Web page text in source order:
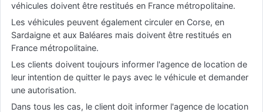
véhicules doivent être restitués en France métropolitaine.
Les véhicules peuvent également circuler en Corse, en
Sardaigne et aux Baléares mais doivent être restitués en
France métropolitaine.
Les clients doivent toujours informer l'agence de location de
leur intention de quitter le pays avec le véhicule et demander
une autorisation.
Dans tous les cas, le client doit informer l'agence de location